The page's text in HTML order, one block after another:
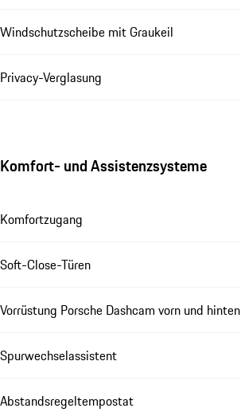
Windschutzscheibe mit Graukeil
Privacy-Verglasung
Komfort- und Assistenzsysteme
Komfortzugang
Soft-Close-Türen
Vorrüstung Porsche Dashcam vorn und hinten
Spurwechselassistent
Abstandsregeltempostat